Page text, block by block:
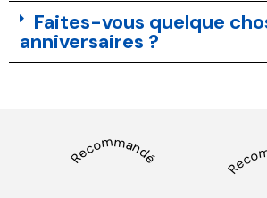
Faites-vous quelque
anniversaires ?
Recommandé